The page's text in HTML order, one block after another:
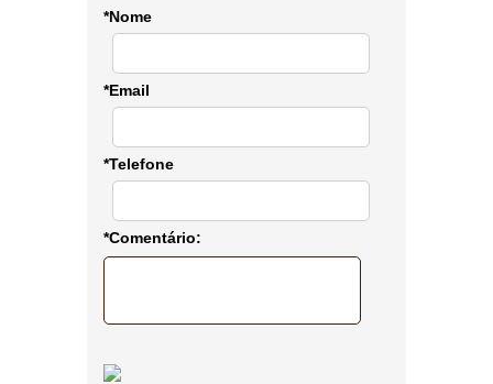
*Nome
*Email
*Telefone
*Comentário: